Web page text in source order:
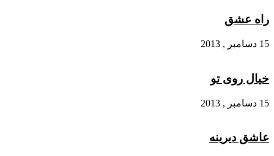
راه عشق
15 دسامبر , 2013
خیال روی تو
15 دسامبر , 2013
عاشق دیرینه